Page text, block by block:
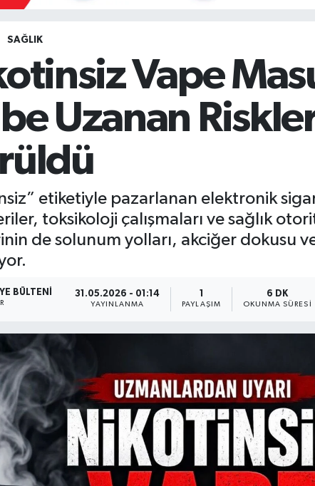
SAĞLIK
Vape
Uzanan
etiketiyle pazarlanan elektronik
toksikoloji çalışmaları ve sağlık
de solunum yolları, akciğer dokusu
BÜLTENI 31.05.2026 - 01:14
YAYINLANMA PAYLAŞIM
6 DK
OKUNMA SÜRESI